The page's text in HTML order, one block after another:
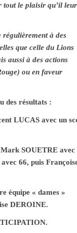
tout le plaisir qu’il leur
à des
que celle du Lions
aussi à des actions
ou en faveur
des résultats :
LUCAS avec un
SOUETRE avec
66, puis
équipe « dames »
DEROINE.